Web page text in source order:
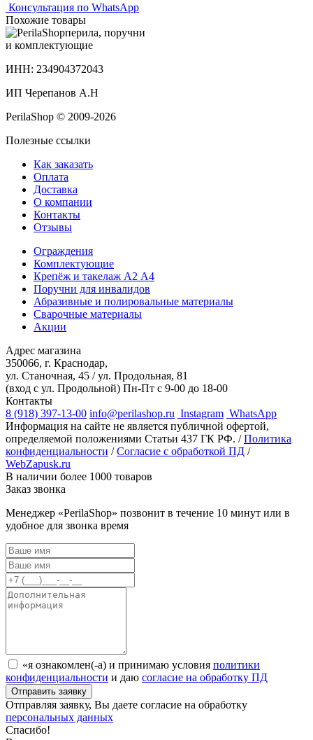
Консультация по WhatsApp
Похожие товары
перила, поручни
и комплектующие
ИНН: 234904372043
ИП Черепанов А.Н
PerilaShop © 2009-2026
Полезные ссылки
Как заказать
Оплата
Доставка
О компании
Контакты
Отзывы
Ограждения
Комплектующие
Крепёж и такелаж А2 А4
Поручни для инвалидов
Абразивные и полировальные материалы
Сварочные материалы
Акции
Адрес магазина
350066, г. Краснодар,
ул. Станочная, 45 / ул. Продольная, 81
(вход с ул. Продольной) Пн-Пт с 9-00 до 18-00
Контакты
8 (918) 397-13-00 info@perilashop.ru Instagram WhatsApp
Информация на сайте не является публичной офертой,
определяемой положениями Статьи 437 ГК РФ. /Политика
конфиденциальности /Согласие с обработкой ПД /
WebZapusk.ru
В наличии более 1000 товаров
Заказ звонка
Менеджер «PerilaShop» позвонит в течение 10 минут или в
удобное для звонка время
«я ознакомлен(-а) и принимаю условия политики
конфиденциальности и даю согласие на обработку ПД
Отправляя заявку, Вы даете согласие на обработку
персональных данных
Спасибо!